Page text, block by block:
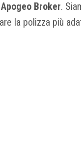
Apogeo Broker.
la polizza più